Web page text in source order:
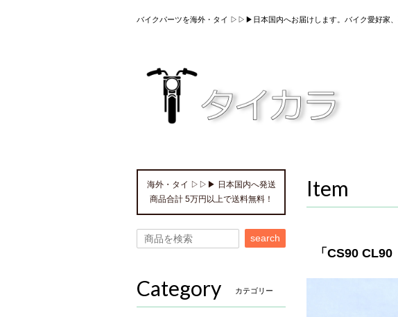
バイクパーツを海外・タイ ▷▷▶日本国内へお届けします。バイク愛好家、
Item
「CS90
海外・タイ ▷▷▶ 日本国内へ発送
商品合計 5万円以上で送料無料！
search
Category カテゴリー